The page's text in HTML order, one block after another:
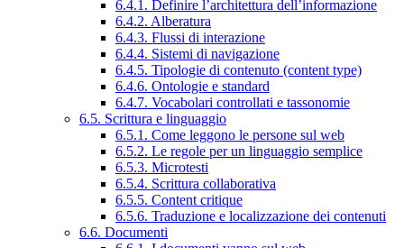
6.4.1. Definire l’architettura dell’informazione
6.4.2. Alberatura
6.4.3. Flussi di interazione
6.4.4. Sistemi di navigazione
6.4.5. Tipologie di contenuto (content type)
6.4.6. Ontologie e standard
6.4.7. Vocabolari controllati e tassonomie
6.5. Scrittura e linguaggio
6.5.1. Come leggono le persone sul web
6.5.2. Le regole per un linguaggio semplice
6.5.3. Microtesti
6.5.4. Scrittura collaborativa
6.5.5. Content critique
6.5.6. Traduzione e localizzazione dei contenuti
6.6. Documenti